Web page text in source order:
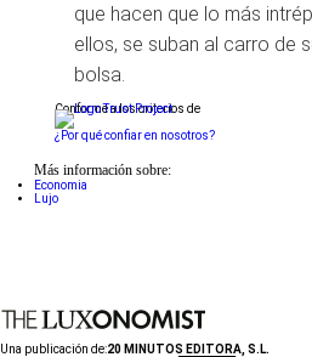
que hacen que lo más
ellos, se suban al carro de
bolsa.
Conforme a los criterios de
¿Por qué confiar en nosotros?
Más información sobre:
Economia
Lujo
Una publicación de:20 MINUTOS EDITORA, S.L.